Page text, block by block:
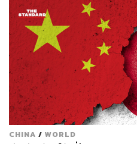
CHINA / WORLD